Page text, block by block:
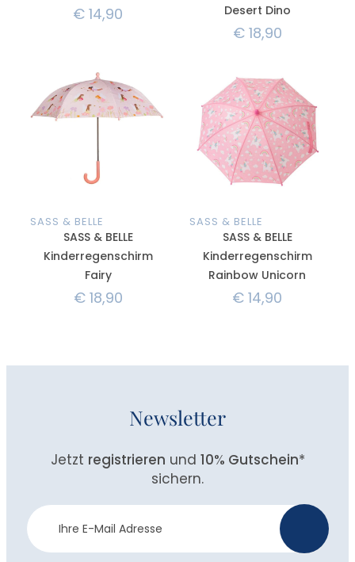
€ 14,90
Desert Dino
€18,90
SASS & BELLE
SASS & BELLE
Kinderregenschirm
Fairy
€18,90
SASS & BELLE
SASS & BELLE
Kinderregenschirm
Rainbow Unicorn
€ 14,90
Newsletter
Jetzt registrieren und 10% Gutschein*
sichern.
Newsletter
Anmeldung